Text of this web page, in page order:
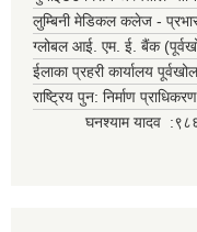
लुम्बिनी मेडिकल कलेज -
ग्लोबल आई. एम. ई. बैंक
ईलाका प्रहरी कार्यालय
राष्ट्रिय पुन: निर्माण
घनश्याम यादव